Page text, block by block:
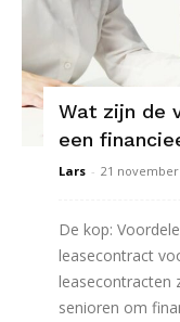
Wat zijn de
een
Lars - 21 november
De kop:
leasecontract
leasecontracten
senioren om